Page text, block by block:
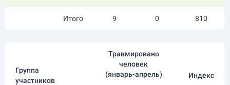
Итого 9 0 810
Группа
участников
Травмировано
человек
(январь-апрель) Индекс